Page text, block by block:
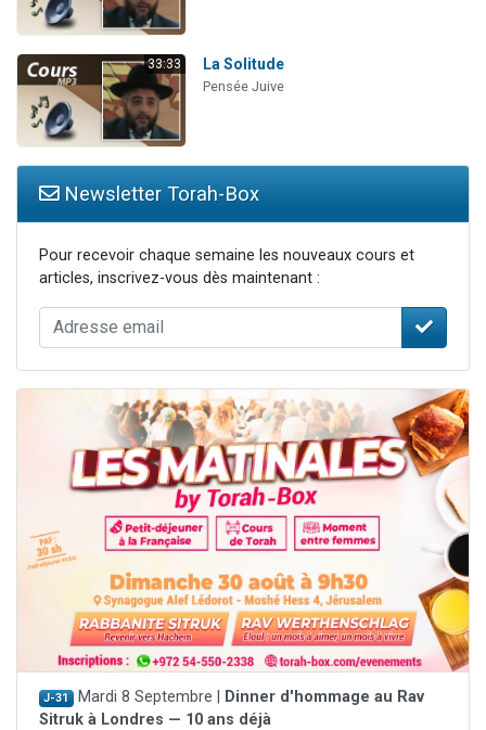
33:33 La Solitude
Pensée Juive
Newsletter Torah-Box
Pour recevoir chaque semaine les nouveaux cours et
articles, inscrivez-vous dès maintenant :
J-31 Mardi 8 Septembre |
Dinner d'hommage au Rav
Sitruk à Londres — 10 ans déjà